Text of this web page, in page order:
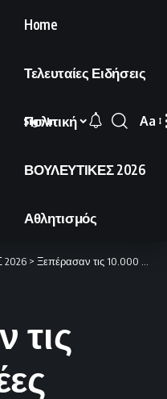
Home
Τελευταίες Ειδήσεις
Πολιτική
ΒΟΥΛΕΥΤΙΚΕΣ 2026
Αθλητισμός
Sign In
Font
Aa
> Ξεπέρασαν τις 10.000 οι νέες εγγραφές στους εκλογικούς καταλόγους
τις